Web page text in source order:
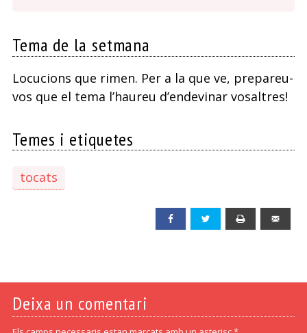
Tema de la setmana
Locucions que rimen. Per a la que ve, prepareu-
vos que el tema l’haureu d’endevinar vosaltres!
Temes i etiquetes
tocats
Facebook Twitter
Deixa un comentari